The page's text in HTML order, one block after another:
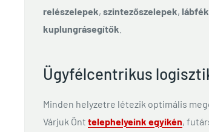
relészelepek, szintezőszelepek,
kuplungrásegítők
Ügyfélcentrikus
Minden helyzetre létezik optimális
Várjuk Önt telephelyeink egyikén,